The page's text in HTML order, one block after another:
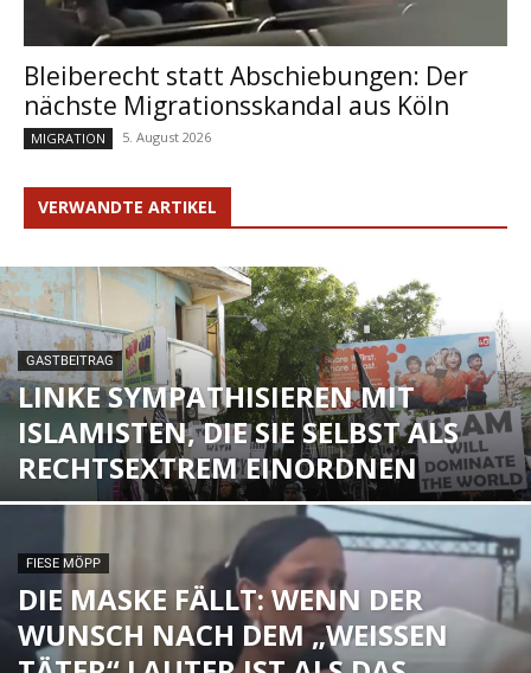
Bleiberecht statt Abschiebungen: Der
nächste Migrationsskandal aus Köln
MIGRATION 5. August 2026
VERWANDTE ARTIKEL
GASTBEITRAG
LINKE SYMPATHISIEREN MIT
ISLAMISTEN, DIE SIE SELBST ALS
RECHTSEXTREM EINORDNEN
FIESE MÖPP
DIE MASKE FÄLLT: WENN DER
WUNSCH NACH DEM „WEISSEN T